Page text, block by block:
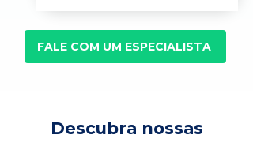
FALE COM UM ESPECIALISTA
Descubra nossas